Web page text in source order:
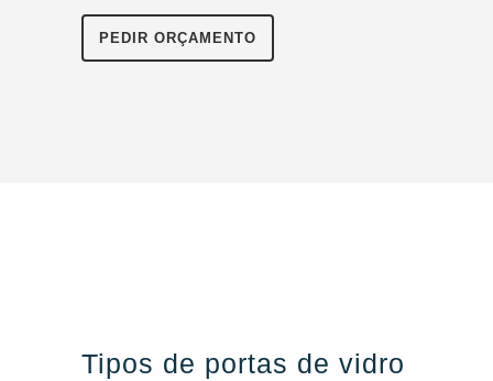
PEDIR ORÇAMENTO
Tipos de portas de vidro